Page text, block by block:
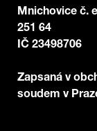
Mnichovice č.
251 64
IČ 23498706
Zapsaná v
soudem v